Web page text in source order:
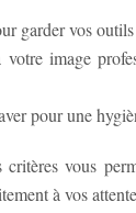
garder vos
image
pour une
vous
à vos